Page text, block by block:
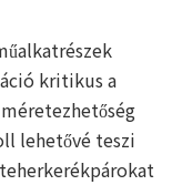
kritikus a
lehetővé teszi